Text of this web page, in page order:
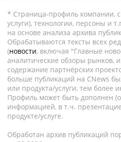
* Страница-профиль компании,
услуги), технологии, персоны и
на основе анализа архива
Обрабатываются тексты всех
(новости, включая "Главные
аналитические обзоры рынков,
содержание партнёрских
больше публикаций на CNews
или продукта/услуги, тем более
Профиль может быть дополнен
информацией, в т.ч.
продукте/услуге.
Обработан архив публикаций